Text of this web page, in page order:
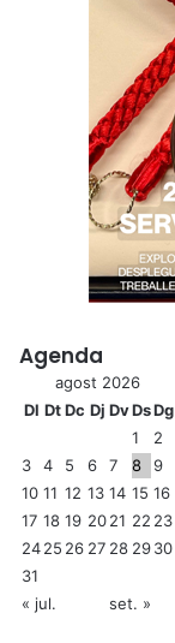
Agenda
agost 2026
Dl DtDc Dj DvDsDg
1
2
3
4 5 6 7 8
9
10 11 12 13 14 15 16
17 18 19 2021 22 23
2425 26 27 28 2930
31
« jul.
set. »